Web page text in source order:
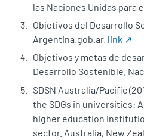
las Naciones Unidas para
Objetivos del Desarrollo
Argentina.gob.ar. link ↗
Objetivos y metas de
Desarrollo Sostenible.
SDSN Australia/Pacific
the SDGs in universities:
higher education
sector. Australia, New